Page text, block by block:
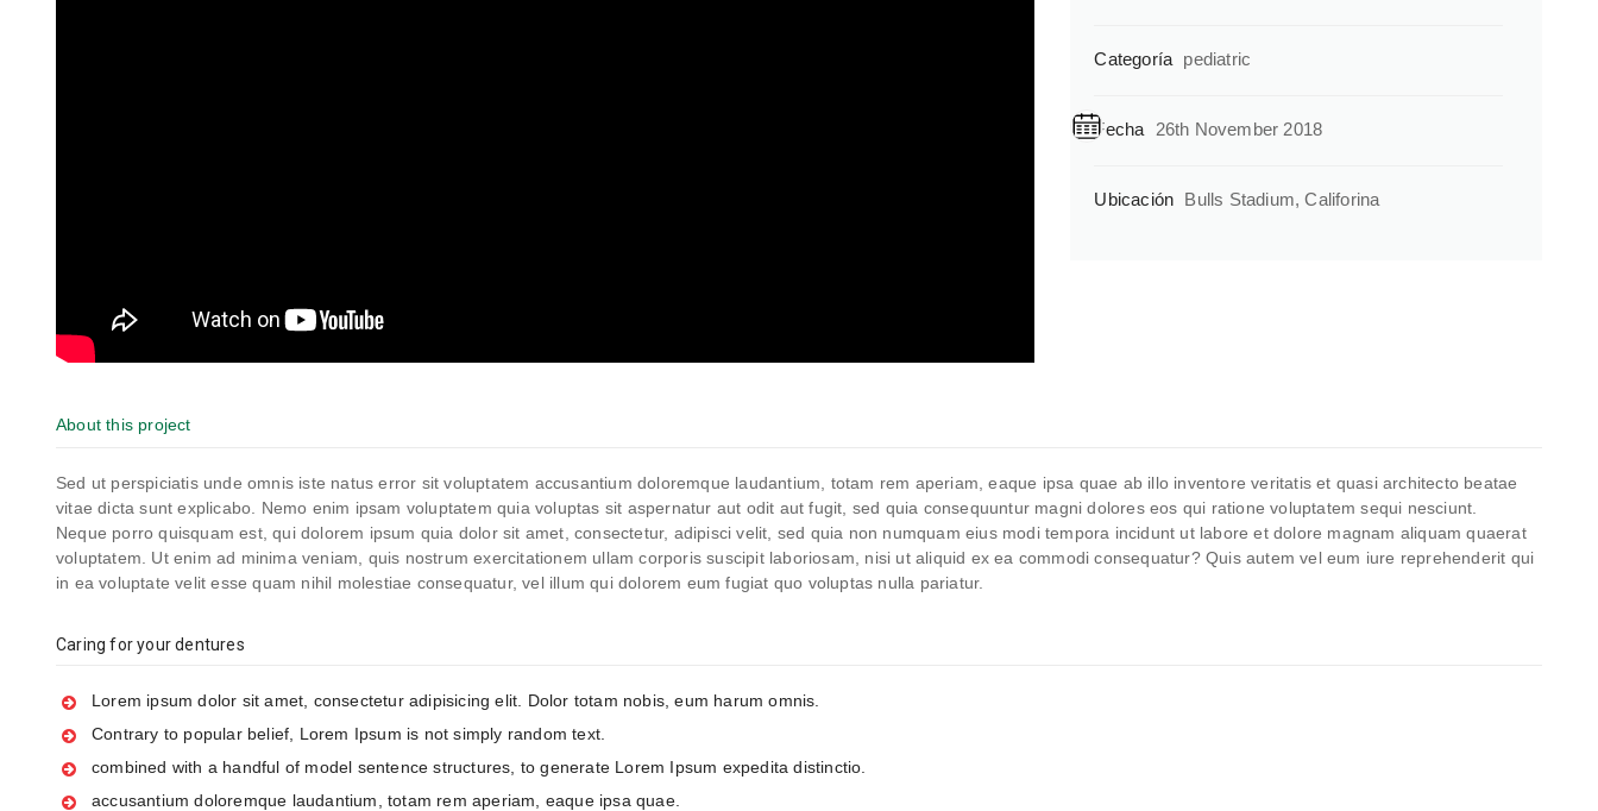
Categoría pediatric
Fecha 26th November 2018
Ubicación Bulls Stadium, Califorina
About this project
Sed ut perspiciatis unde omnis iste natus error sit voluptatem accusantium doloremque laudantium, totam rem aperiam, eaque ipsa quae ab illo inventore veritatis et quasi architecto beatae
vitae dicta sunt explicabo. Nemo enim ipsam voluptatem quia voluptas sit aspernatur aut odit aut fugit, sed quia consequuntur magni dolores eos qui ratione voluptatem sequi nesciunt.
Neque porro quisquam est, qui dolorem ipsum quia dolor sit amet, consectetur, adipisci velit, sed quia non numquam eius modi tempora incidunt ut labore et dolore magnam aliquam quaerat
voluptatem. Ut enim ad minima veniam, quis nostrum exercitationem ullam corporis suscipit laboriosam, nisi ut aliquid ex ea commodi consequatur? Quis autem vel eum iure reprehenderit qui
in ea voluptate velit esse quam nihil molestiae consequatur, vel illum qui dolorem eum fugiat quo voluptas nulla pariatur.
Caring for your dentures
Lorem ipsum dolor sit amet, consectetur adipisicing elit. Dolor totam nobis, eum harum omnis.
Contrary to popular belief, Lorem Ipsum is not simply random text.
combined with a handful of model sentence structures, to generate Lorem Ipsum expedita distinctio.
accusantium doloremque laudantium, totam rem aperiam, eaque ipsa quae.